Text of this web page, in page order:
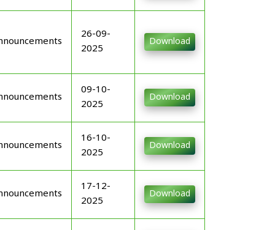
26-09-
2025
Download
09-10-
2025
Download
16-10-
2025
Download
17-12-
2025
Download